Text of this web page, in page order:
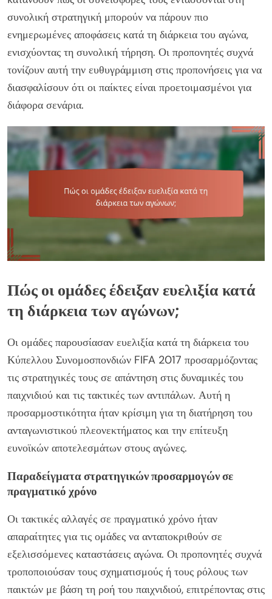
συνολική στρατηγική μπορούν να πάρουν πιο
ενημερωμένες αποφάσεις κατά τη διάρκεια του αγώνα,
ενισχύοντας τη συνολική τήρηση. Οι προπονητές συχνά
τονίζουν αυτή την ευθυγράμμιση στις προπονήσεις για να
διασφαλίσουν ότι οι παίκτες είναι προετοιμασμένοι για
διάφορα σενάρια.
Πώς οι ομάδες έδειξαν ευελιξία κατά
τη διάρκεια των αγώνων;
Οι ομάδες παρουσίασαν ευελιξία κατά τη διάρκεια του
Κύπελλου Συνομοσπονδιών FIFA 2017 προσαρμόζοντας
τις στρατηγικές τους σε απάντηση στις δυναμικές του
παιχνιδιού και τις τακτικές των αντιπάλων. Αυτή η
προσαρμοστικότητα ήταν κρίσιμη για τη διατήρηση του
ανταγωνιστικού πλεονεκτήματος και την επίτευξη
ευνοϊκών αποτελεσμάτων στους αγώνες.
Παραδείγματα στρατηγικών προσαρμογών σε
πραγματικό χρόνο
Οι τακτικές αλλαγές σε πραγματικό χρόνο ήταν
απαραίτητες για τις ομάδες να ανταποκριθούν σε
εξελισσόμενες καταστάσεις αγώνα. Οι προπονητές συχνά
τροποποιούσαν τους σχηματισμούς ή τους ρόλους των
παικτών με βάση τη ροή του παιχνιδιού, επιτρέποντας στις